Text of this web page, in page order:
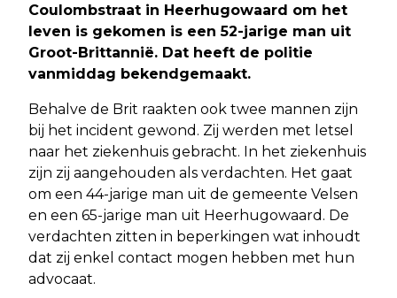
Coulombstraat in Heerhugowaard om het
leven is gekomen is een 52-jarige man uit
Groot-Brittannië. Dat heeft de politie
vanmiddag bekendgemaakt.
Behalve de Brit raakten ook twee mannen zijn
bij het incident gewond. Zij werden met letsel
naar het ziekenhuis gebracht. In het ziekenhuis
zijn zij aangehouden als verdachten. Het gaat
om een 44-jarige man uit de gemeente Velsen
en een 65-jarige man uit Heerhugowaard. De
verdachten zitten in beperkingen wat inhoudt
dat zij enkel contact mogen hebben met hun
advocaat.